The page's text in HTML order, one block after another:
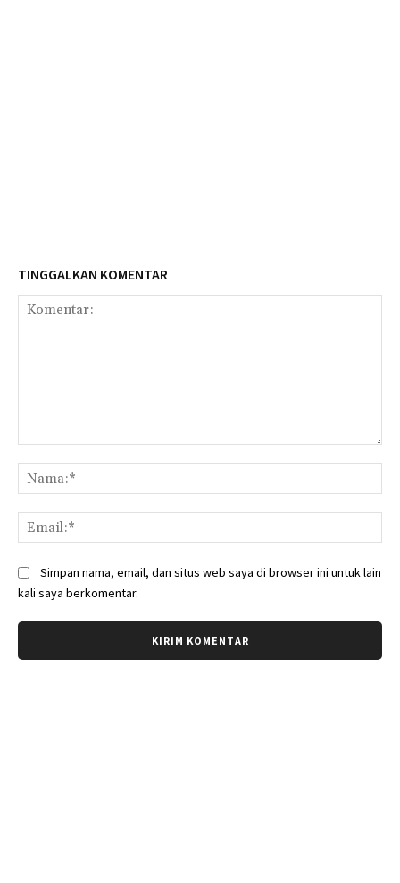
TINGGALKAN KOMENTAR
Simpan nama, email, dan situs web saya di browser ini untuk lain
kali saya berkomentar.